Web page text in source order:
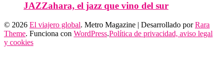
JAZZahara, el jazz que vino del sur
© 2026 El viajero global. Metro Magazine | Desarrollado porRara
Theme. Funciona con WordPress.Política de privacidad, aviso legal
y cookies